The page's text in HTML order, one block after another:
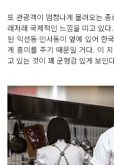
또 관광객이 엄청나게 몰려오는
래저래 국제적인 느낌을 띠고 있
된 익선동·인사동이 옆에 있어 한
게 흥미를 주기 때문일 거다. 이
고 있는 것이 꽤 균형감 있게 보인